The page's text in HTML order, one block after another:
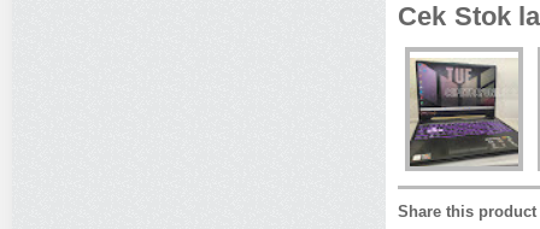
Cek Stok
Share this product